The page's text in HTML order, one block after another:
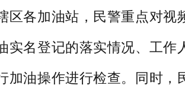
各加油站，民警重点对视
实名登记的落实情况、工作
加油操作进行检查。同时，